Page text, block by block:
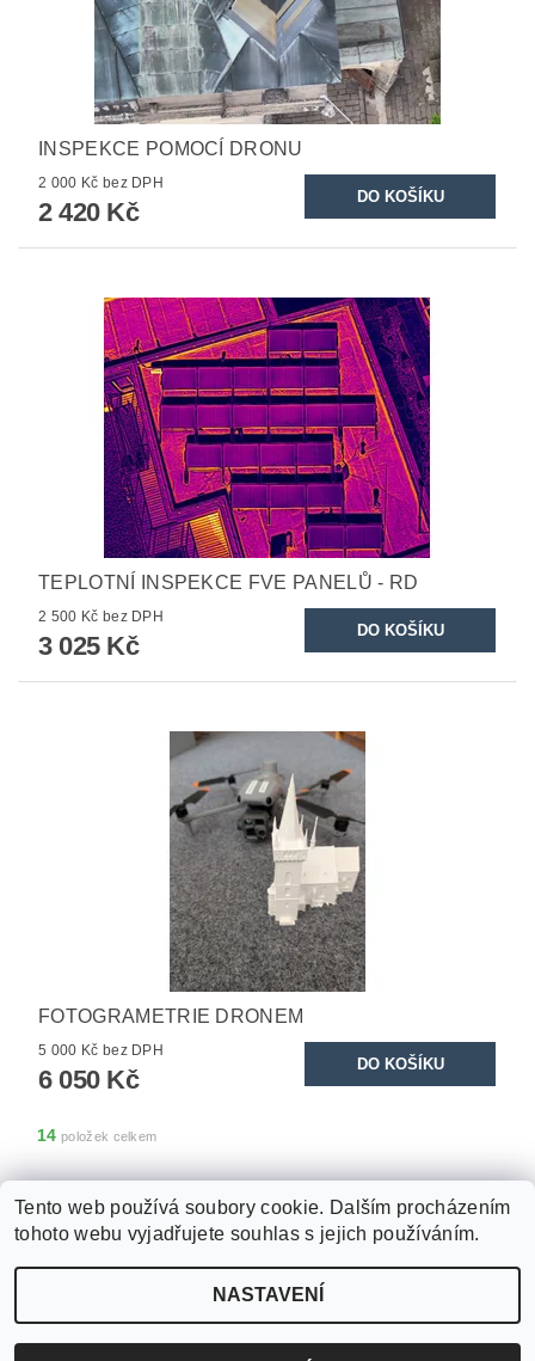
INSPEKCE POMOCÍ DRONU
2 000 Kč bez DPH
2 420 Kč
TEPLOTNÍ INSPEKCE FVE PANELŮ - RD
2 500 Kč bez DPH
3 025 Kč
FOTOGRAMETRIE DRONEM
5 000 Kč bez DPH
6 050 Kč
14 položek celkem
Zboží.cz | Heureka.cz | Open-Tech.cz | pfSense.cz
2026 ©pfSense router eShop, všechna práva vyhrazena
Tento web používá soubory cookie. Dalším procházením
tohoto webu vyjadřujete souhlas s jejich používáním.
NASTAVENÍ